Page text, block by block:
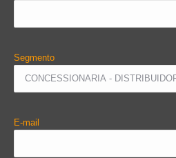
Segmento
E-mail